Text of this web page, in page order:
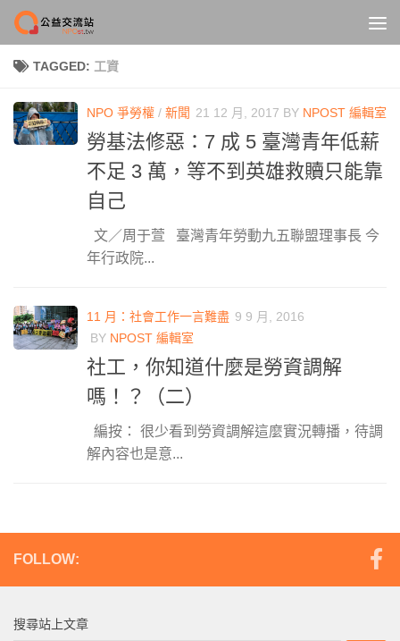
Skip to content
TAGGED: 工資
NPO 爭勞權 / 新聞 21 12 月, 2017 BY NPOST 編輯室
勞基法修惡：7 成 5 臺灣青年低薪
不足 3 萬，等不到英雄救贖只能靠
自己
文／周于萱 臺灣青年勞動九五聯盟理事長 今
年行政院...
11 月：社會工作一言難盡 9 9 月, 2016
BY NPOST 編輯室
社工，你知道什麼是勞資調解
嗎！？（二）
編按： 很少看到勞資調解這麼實況轉播，待調
解內容也是意...
FOLLOW:
搜尋站上文章